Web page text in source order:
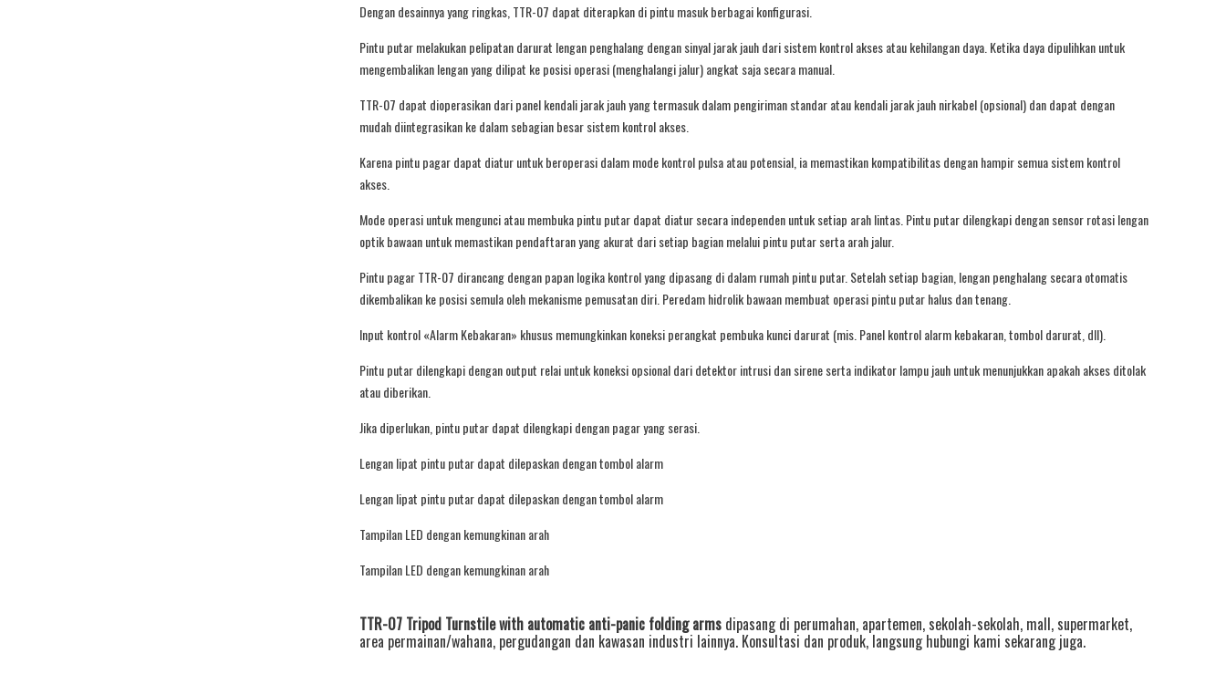
Dengan desainnya yang ringkas, TTR-07 dapat diterapkan di pintu masuk berbagai konfigurasi.
Pintu putar melakukan pelipatan darurat lengan penghalang dengan sinyal jarak jauh dari sistem kontrol akses atau kehilangan daya. Ketika daya dipulihkan untuk
mengembalikan lengan yang dilipat ke posisi operasi (menghalangi jalur) angkat saja secara manual.
TTR-07 dapat dioperasikan dari panel kendali jarak jauh yang termasuk dalam pengiriman standar atau kendali jarak jauh nirkabel (opsional) dan dapat dengan
mudah diintegrasikan ke dalam sebagian besar sistem kontrol akses.
Karena pintu pagar dapat diatur untuk beroperasi dalam mode kontrol pulsa atau potensial, ia memastikan kompatibilitas dengan hampir semua sistem kontrol
akses.
Mode operasi untuk mengunci atau membuka pintu putar dapat diatur secara independen untuk setiap arah lintas. Pintu putar dilengkapi dengan sensor rotasi lengan
optik bawaan untuk memastikan pendaftaran yang akurat dari setiap bagian melalui pintu putar serta arah jalur.
Pintu pagar TTR-07 dirancang dengan papan logika kontrol yang dipasang di dalam rumah pintu putar. Setelah setiap bagian, lengan penghalang secara otomatis
dikembalikan ke posisi semula oleh mekanisme pemusatan diri. Peredam hidrolik bawaan membuat operasi pintu putar halus dan tenang.
Input kontrol «Alarm Kebakaran» khusus memungkinkan koneksi perangkat pembuka kunci darurat (mis. Panel kontrol alarm kebakaran, tombol darurat, dll).
Pintu putar dilengkapi dengan output relai untuk koneksi opsional dari detektor intrusi dan sirene serta indikator lampu jauh untuk menunjukkan apakah akses ditolak
atau diberikan.
Jika diperlukan, pintu putar dapat dilengkapi dengan pagar yang serasi.
Lengan lipat pintu putar dapat dilepaskan dengan tombol alarm
Lengan lipat pintu putar dapat dilepaskan dengan tombol alarm
Tampilan LED dengan kemungkinan arah
Tampilan LED dengan kemungkinan arah
TTR-07 Tripod Turnstile with automatic anti-panic folding armsdipasang di perumahan, apartemen, sekolah-sekolah, mall, supermarket,
area permainan/wahana, pergudangan dan kawasan industri lainnya. Konsultasi dan produk, langsung hubungi kami sekarang juga.